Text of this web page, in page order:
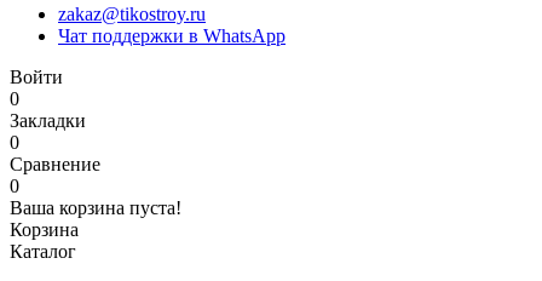
zakaz@tikostroy.ru
Чат поддержки в WhatsApp
Войти
0
Закладки
0
Сравнение
0
Ваша корзина пуста!
Корзина
Каталог